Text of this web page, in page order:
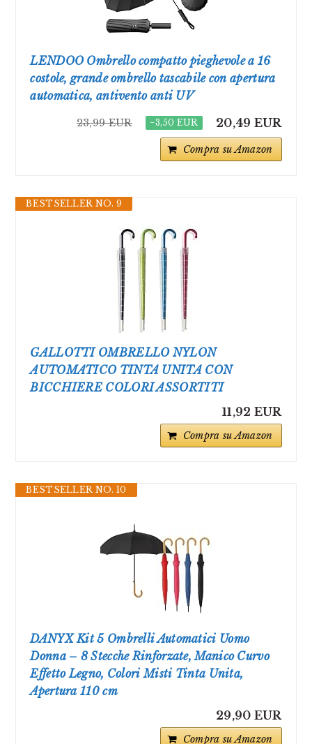
LENDOO Ombrello compatto pieghevole a 16
costole, grande ombrello tascabile con apertura
automatica, antivento anti UV
23,99 EUR −3,50 EUR 20,49 EUR
Compra su Amazon
BESTSELLER NO. 9
GALLOTTI OMBRELLO NYLON
AUTOMATICO TINTA UNITA CON
BICCHIERE COLORI ASSORTITI
11,92 EUR
Compra su Amazon
BESTSELLER NO. 10
DANYX Kit 5 Ombrelli Automatici Uomo
Donna – 8 Stecche Rinforzate, Manico Curvo
Effetto Legno, Colori Misti Tinta Unita,
Apertura 110 cm
29,90 EUR
Compra su Amazon